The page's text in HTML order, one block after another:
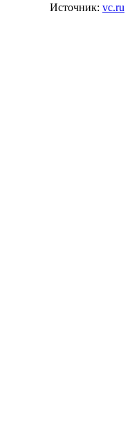
Источник: vc.ru